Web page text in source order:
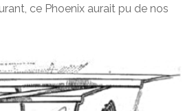
ce Phoenix aurait pu de nos